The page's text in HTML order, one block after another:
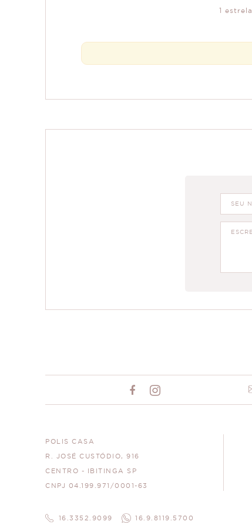
1 estrela
POLIS CASA
R. JOSÉ CUSTÓDIO, 916
CENTRO - IBITINGA SP
CNPJ 04.199.971/0001-63
16.3352.9099 16.9.8119.5700